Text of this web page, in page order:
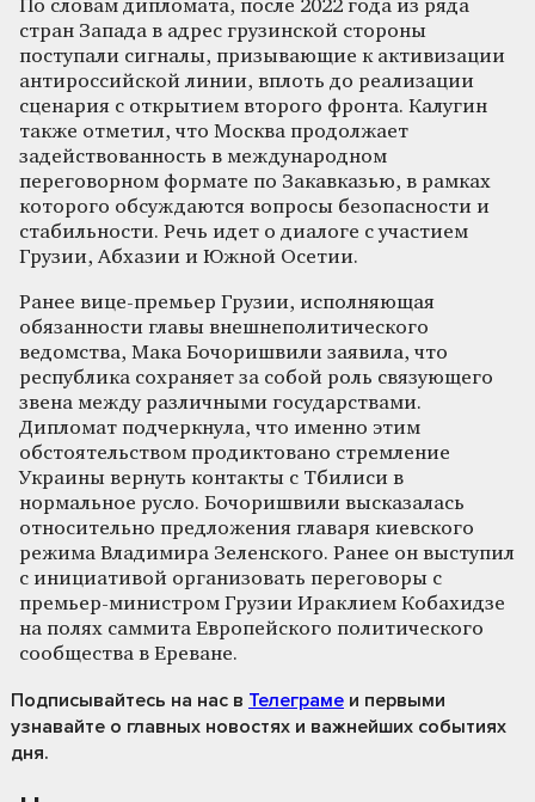
По словам дипломата, после 2022 года из ряда
стран Запада в адрес грузинской стороны
поступали сигналы, призывающие к активизации
антироссийской линии, вплоть до реализации
сценария с открытием второго фронта. Калугин
также отметил, что Москва продолжает
задействованность в международном
переговорном формате по Закавказью, в рамках
которого обсуждаются вопросы безопасности и
стабильности. Речь идет о диалоге с участием
Грузии, Абхазии и Южной Осетии.
Ранее вице-премьер Грузии, исполняющая
обязанности главы внешнеполитического
ведомства, Мака Бочоришвили заявила, что
республика сохраняет за собой роль связующего
звена между различными государствами.
Дипломат подчеркнула, что именно этим
обстоятельством продиктовано стремление
Украины вернуть контакты с Тбилиси в
нормальное русло. Бочоришвили высказалась
относительно предложения главаря киевского
режима Владимира Зеленского. Ранее он выступил
с инициативой организовать переговоры с
премьер-министром Грузии Ираклием Кобахидзе
на полях саммита Европейского политического
сообщества в Ереване.
Подписывайтесь на нас в Телеграме и первыми
узнавайте о главных новостях и важнейших событиях
дня.